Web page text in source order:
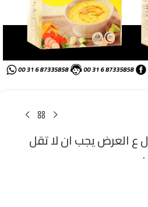
ع العرض يجب ان لا تقل